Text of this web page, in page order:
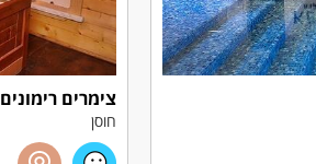
צימרים רימונים
חוסן